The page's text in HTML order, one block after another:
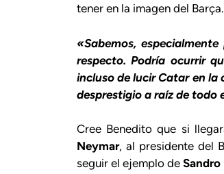
tener en la imagen del Barça.
«Sabemos,
respecto. Podría ocurrir
incluso de lucir Catar en la
desprestigio a raíz de todo
Cree Benedito que si
Neymar, al presidente del
seguir el ejemplo de Sandro